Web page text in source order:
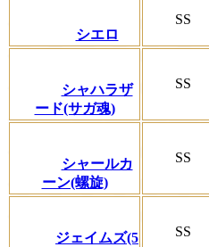
シエロ
SS
シャハラザ
ード(サガ魂)
SS
シャールカ
ーン(螺旋)
SS
ジェイムズ(5
SS